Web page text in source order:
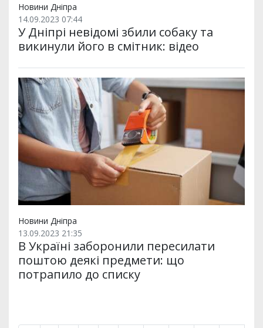
Новини Дніпра
14.09.2023 07:44
У Дніпрі невідомі збили собаку та
викинули його в смітник: відео
Новини Дніпра
13.09.2023 21:35
В Україні заборонили пересилати
поштою деякі предмети: що
потрапило до списку